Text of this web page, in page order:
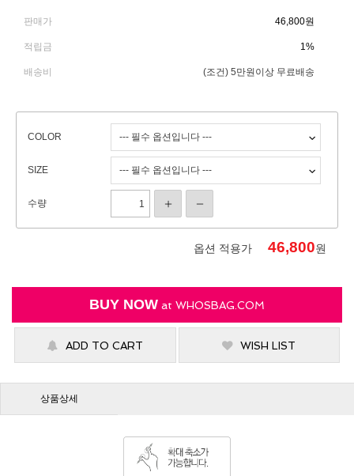
판매가 46,800원
적립금 1%
배송비 (조건) 5만원이상 무료배송
COLOR
SIZE
수량
옵션 적용가 46,800원
BUY NOW at WHOSBAG.COM
ADD TO CART WISH LIST
상품상세